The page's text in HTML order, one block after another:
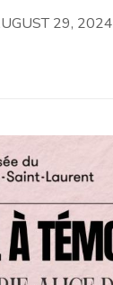
29, 2024